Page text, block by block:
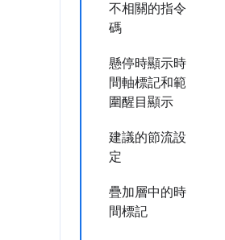
不相關的指令
碼
懸停時顯示時
間軸標記和範
圍醒目顯示
建議的節流設
定
疊加層中的時
間標記